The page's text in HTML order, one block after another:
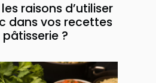
raisons d’utiliser
dans vos recettes
?